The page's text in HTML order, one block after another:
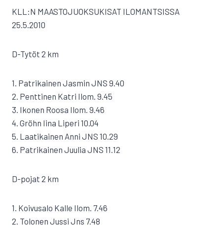
KLL:N MAASTOJUOKSUKISAT ILOMANTSISSA
25.5.2010
D-Tytöt 2 km
1. Patrikainen Jasmin JNS 9.40
2. Penttinen Katri Ilom. 9.45
3. Ikonen Roosa Ilom. 9.46
4. Gröhn Iina Liperi 10.04
5. Laatikainen Anni JNS 10.29
6. Patrikainen Juulia JNS 11.12
D-pojat 2 km
1. Koivusalo Kalle Ilom. 7.46
2. Tolonen Jussi Jns 7.48